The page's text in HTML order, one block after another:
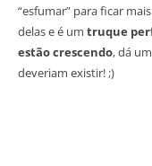
“esfumar” para ficar
delas e é um truque
estão crescendo, dá
deveriam existir! ;)